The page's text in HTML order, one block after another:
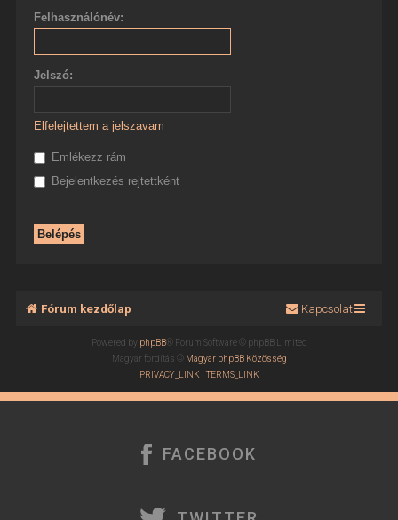
Felhasználónév:
Jelszó:
Elfelejtettem a jelszavam
Emlékezz rám
Bejelentkezés rejtettként
Fórum kezdőlap Kapcsolat
Powered by phpBB® Forum Software © phpBB Limited
Magyar fordítás © Magyar phpBB Közösség
PRIVACY_LINK |TERMS_LINK
FACEBOOK